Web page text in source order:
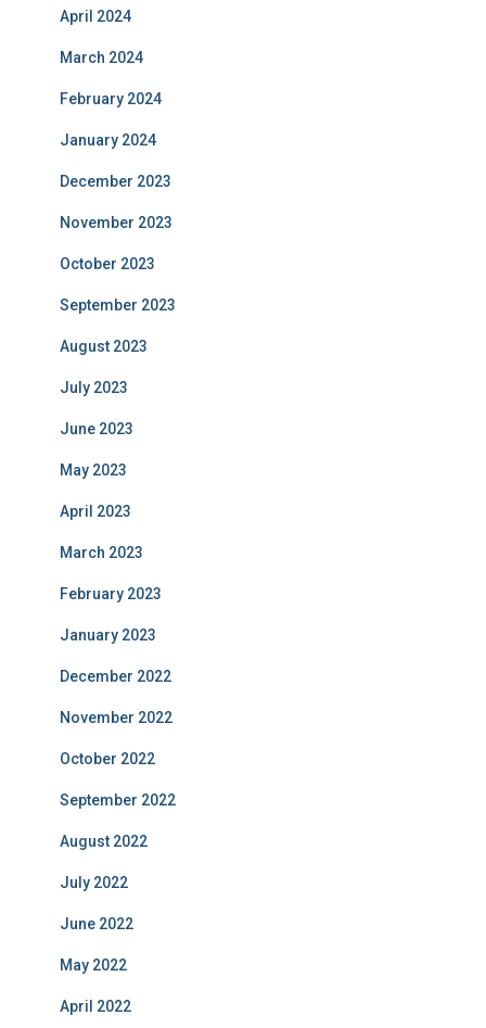
April 2024
March 2024
February 2024
January 2024
December 2023
November 2023
October 2023
September 2023
August 2023
July 2023
June 2023
May 2023
April 2023
March 2023
February 2023
January 2023
December 2022
November 2022
October 2022
September 2022
August 2022
July 2022
June 2022
May 2022
April 2022